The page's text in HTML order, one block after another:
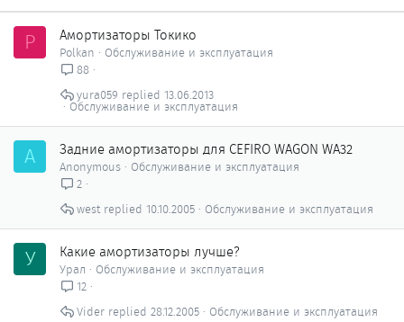
P Амортизаторы Токико
Polkan
Обслуживание и эксплуатация
88
Обслуживание и эксплуатация
13.06.2013
yura059
A Задние амортизаторы для CEFIRO WAGON WA32
Anonymous
Обслуживание и эксплуатация
2
Обслуживание и эксплуатация
10.10.2005
west
У Какие амортизаторы лучше?
Урал
Обслуживание и эксплуатация
12
Обслуживание и эксплуатация
28.12.2005
Vider